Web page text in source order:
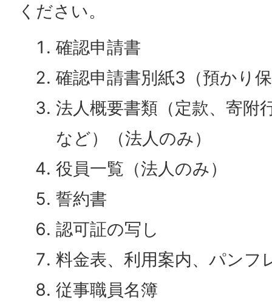
ください。
確認申請書
確認申請書別紙3（預かり
法人概要書類（定款、寄附
など）（法人のみ）
役員一覧（法人のみ）
誓約書
認可証の写し
料金表、利用案内、パンフ
従事職員名簿